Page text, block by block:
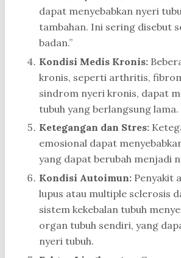
dapat menyebabkan nyeri
tambahan. Ini sering disebut
badan.”
Kondisi Medis Kronis:
kronis, seperti arthritis,
sindrom nyeri kronis, dapat
tubuh yang berlangsung lama.
Ketegangan dan Stres:
emosional dapat
yang dapat berubah menjadi
Kondisi Autoimun: Penyakit
lupus atau multiple sclerosis
sistem kekebalan tubuh
organ tubuh sendiri, yang
nyeri tubuh.